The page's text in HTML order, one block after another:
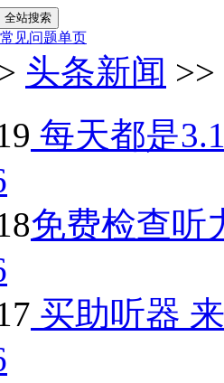
常见问题单页
头条新闻
每天都是
免费检查听
买助听器